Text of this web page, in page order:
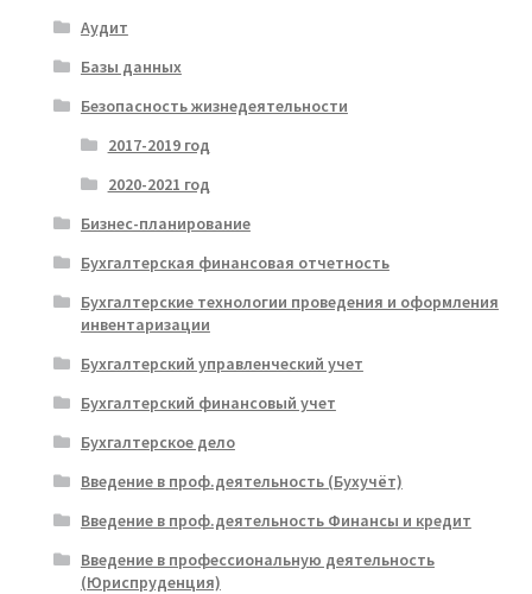
Аудит
Базы данных
Безопасность жизнедеятельности
2017-2019 год
2020-2021 год
Бизнес-планирование
Бухгалтерская финансовая отчетность
Бухгалтерские технологии проведения и оформления
инвентаризации
Бухгалтерский управленческий учет
Бухгалтерский финансовый учет
Бухгалтерское дело
Введение в проф.деятельность (Бухучёт)
Введение в проф.деятельность Финансы и кредит
Введение в профессиональную деятельность
(Юриспруденция)